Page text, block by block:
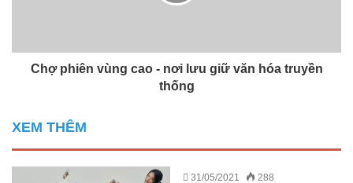
Chợ phiên vùng cao - nơi lưu giữ văn hóa truyền
thống
XEM THÊM
31/05/2021 288